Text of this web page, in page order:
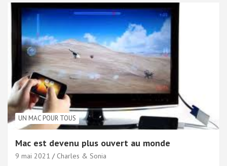
UN MAC POUR TOUS
Mac est devenu plus ouvert au monde
9 mai 2021 Charles & Sonia